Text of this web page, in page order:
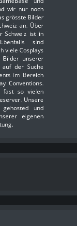
wir nur noch
grösste Bilder
an. Über
Schweiz ist in
sind
viele Cosplays
Bilder unserer
der Suche
im Bereich
Conventions.
fast so vielen
Unsere
und
eigenen